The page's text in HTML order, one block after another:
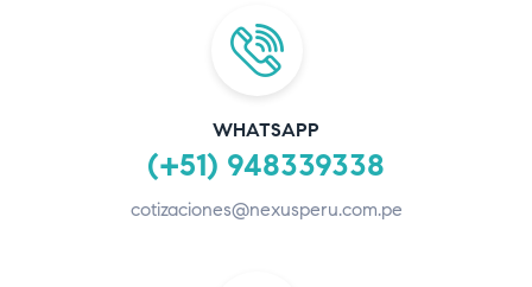
WHATSAPP
(+51) 948339338
cotizaciones@nexusperu.com.pe